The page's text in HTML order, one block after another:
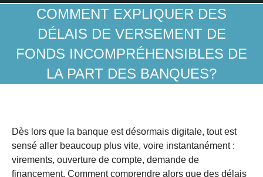
COMMENT EXPLIQUER DES
DÉLAIS DE VERSEMENT DE
FONDS INCOMPRÉHENSIBLES DE
LA PART DES BANQUES?
Dès lors que la banque est désormais digitale, tout est
sensé aller beaucoup plus vite, voire instantanément :
virements, ouverture de compte, demande de
financement. Comment comprendre alors que des délais